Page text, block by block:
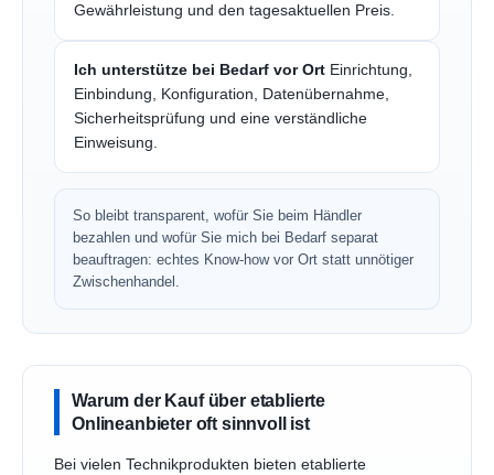
Gewährleistung und den tagesaktuellen Preis.
Ich unterstütze bei Bedarf vor Ort Einrichtung,
Einbindung, Konfiguration, Datenübernahme,
Sicherheitsprüfung und eine verständliche
Einweisung.
So bleibt transparent, wofür Sie beim Händler
bezahlen und wofür Sie mich bei Bedarf separat
beauftragen: echtes Know-how vor Ort statt unnötiger
Zwischenhandel.
Warum der Kauf über etablierte
Onlineanbieter oft sinnvoll ist
Bei vielen Technikprodukten bieten etablierte